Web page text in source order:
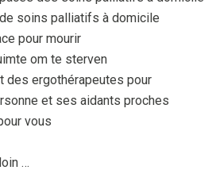
soins palliatifs à domicile
pour mourir
om te sterven
des ergothérapeutes pour
et ses aidants proches
vous
…